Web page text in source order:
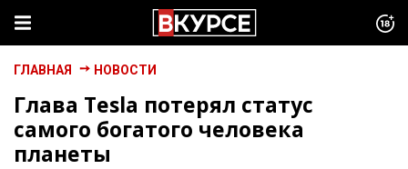
ГЛАВНАЯ НОВОСТИ
Глава Tesla потерял статус
самого богатого человека
планеты